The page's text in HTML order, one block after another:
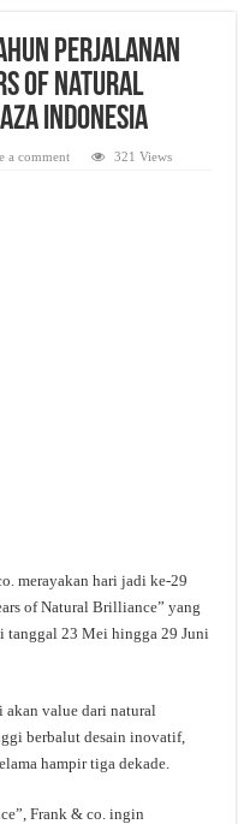
Perjalanan
of Natural
Indonesia
a comment 321 Views
merayakan hari jadi ke-29
of Natural Brilliance” yang
tanggal 23 Mei hingga 29 Juni
value dari natural
berbalut desain inovatif,
hampir tiga dekade.
Frank & co. ingin